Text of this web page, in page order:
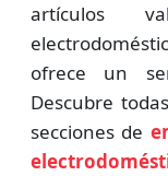
artículos
ofrece un
Descubre
secciones de